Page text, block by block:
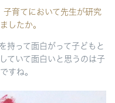
育てにおいて先生が研究
したか。
持って面白がって子どもと
ていて面白いと思うのは子
すね。